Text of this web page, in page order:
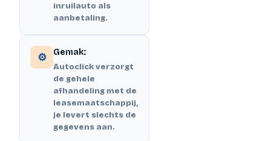
inruilauto als
aanbetaling.
⚙️ Gemak:
Autoclick verzorgt
de gehele
afhandeling met de
leasemaatschappij,
je levert slechts de
gegevens aan.